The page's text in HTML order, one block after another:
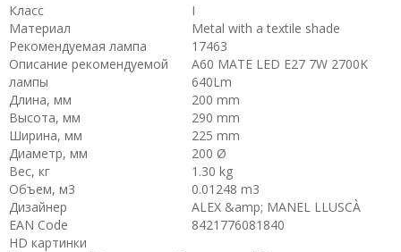
Класс
I
Материал
Metal with a textile shade
Рекомендуемая лампа
17463
Описание рекомендуемой
лампы
A60 MATE LED E27 7W 2700K
640Lm
Длина, мм
200 mm
Высота, мм
290 mm
Ширина, мм
225 mm
Диаметр, мм
200 Ø
Вес, кг
1.30 kg
Объем, м3
0.01248 m3
Дизайнер
ALEX &amp; MANEL LLUSCÀ
EAN Code
8421776081840
HD картинки